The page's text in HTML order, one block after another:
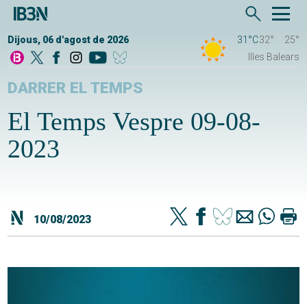
Dijous, 06 d'agost de 2026 31°C32°
25°
Illes Balears
DARRER EL TEMPS
El Temps Vespre 09-08-
2023
10/08/2023